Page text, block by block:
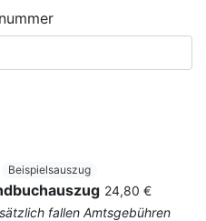
Beispielsauszug
24,80 €
fallen Amtsgebühren